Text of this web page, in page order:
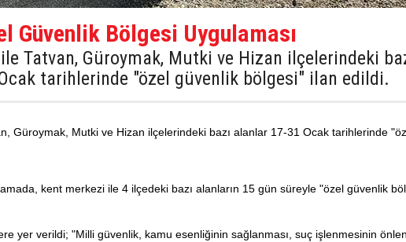
Güvenlik Bölgesi Uygulaması
Tatvan, Güroymak, Mutki ve Hizan ilçelerindeki
tarihlerinde "özel güvenlik bölgesi" ilan edildi.
Güroymak, Mutki ve Hizan ilçelerindeki bazı alanlar 17-31 Ocak tarihlerinde
kent merkezi ile 4 ilçedeki bazı alanların 15 gün süreyle "özel güvenlik
yer verildi; "Milli güvenlik, kamu esenliğinin sağlanması, suç işlenmesinin